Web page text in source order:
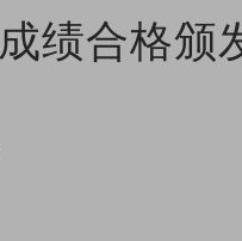
成绩合格颁